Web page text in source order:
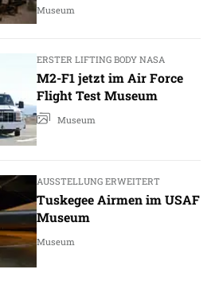
Museum
ERSTER LIFTING BODY NASA
M2-F1 jetzt im Air Force
Flight Test Museum
Museum
AUSSTELLUNG ERWEITERT
Tuskegee Airmen im USAF
Museum
Museum